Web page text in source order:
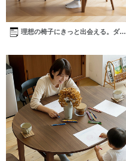
理想の椅子にきっと出会える。ダイ